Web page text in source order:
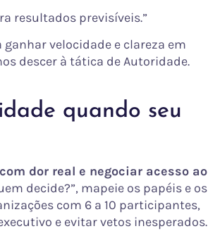
resultados previsíveis.”
velocidade e clareza em
descer à tática de Autoridade.
quando seu
dor real e negociar acesso ao
decide?”, mapeie os papéis e os
com 6 a 10 participantes,
e evitar vetos inesperados.